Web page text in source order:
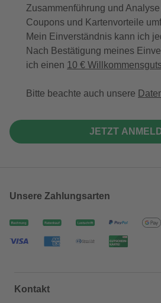
Zusammenführung und
Coupons und Kartenvorteile
Mein Einverständnis kann ich
Nach Bestätigung meines
ich einen 10 €
Bitte beachte auch unsere
JETZT
Unsere Zahlungsarten
Kontakt